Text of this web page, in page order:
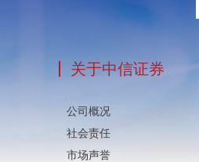
关于中信证券
公司概况
社会责任
市场声誉